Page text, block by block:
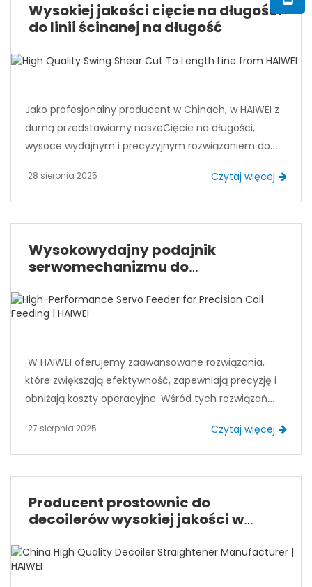
automatycznych linii do wybielania metalowych
cewek.
Wysokiej jakości cięcie na długości
do linii ścinanej na długość
Jako profesjonalny producent w Chinach, w HAIWEI z
dumą przedstawiamy naszeCięcie na długości,
wysoce wydajnym i precyzyjnym rozwiązaniem do
blachowe. Ta zaawansowana linia produkcyjna
integruje rozwijanie, prostowanie, podawanie, ścinanie
osiągnąć wyższą wydajność, niższe koszty i stałą
jakość produktu.
28 sierpnia 2025 Czytaj więcej
Wysokowydajny podajnik
serwomechanizmu do
HAIWEI
W HAIWEI oferujemy zaawansowane rozwiązania,
które zwiększają efektywność, zapewniają precyzję i
obniżają koszty operacyjne. Wśród tych rozwiązań
umożliwiając dokładne i konsekwentne podawanie
metalowych cewek do urządzeń położonych w
27 sierpnia 2025 Czytaj więcej
Producent prostownic do
decoilerów wysokiej jakości w